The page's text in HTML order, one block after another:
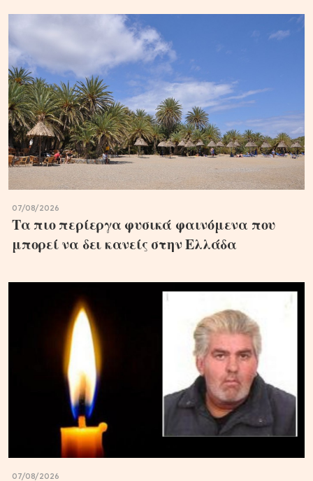
07/08/2026
Τα πιο περίεργα φυσικά φαινόμενα που
μπορεί να δει κανείς στην Ελλάδα
07/08/2026